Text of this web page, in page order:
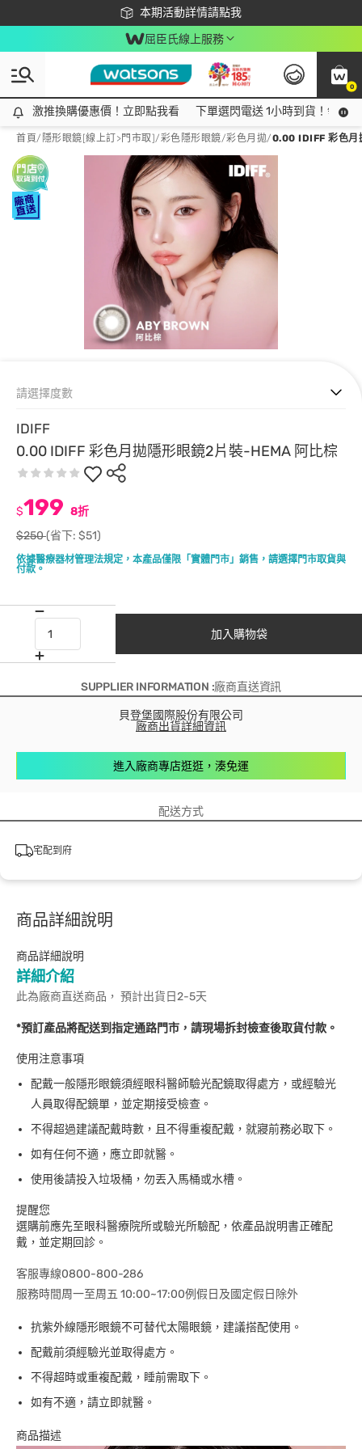
本期活動詳情請點我
下載app最高回饋$350
屈臣氏線上服務
0
激推換購優惠價！立即點我看
激推換購優惠價！立即點我看 下單選閃電送 1小時到貨！領神
首頁/ 隱形眼鏡[線上訂>門市取]/彩色隱形眼鏡/彩色月拋/0.00 IDIFF 彩色月
IDIFF
0.00 IDIFF 彩色月拋隱形眼鏡2片裝-HEMA 阿比棕
依據醫療器材管理法規定，本產品僅限「實體門市」銷售，請選擇門市取貨與
付款。
$199 8折
$250(省下: $51)
請選擇度數
加入購物袋
SUPPLIER INFORMATION :廠商直送資訊
貝登堡國際股份有限公司
廠商出貨詳細資訊
進入廠商專店逛逛，湊免運
配送方式
宅配到府
商品詳細說明
商品詳細說明
詳細介紹
此為廠商直送商品， 預計出貨日2-5天
*預訂產品將配送到指定通路門市，請現場拆封檢查後取貨付款。
使用注意事項
配戴一般隱形眼鏡須經眼科醫師驗光配鏡取得處方，或經驗光
人員取得配鏡單，並定期接受檢查。
不得超過建議配戴時數，且不得重複配戴，就寢前務必取下。
如有任何不適，應立即就醫。
使用後請投入垃圾桶，勿丟入馬桶或水槽。
提醒您
選購前應先至眼科醫療院所或驗光所驗配，依產品說明書正確配
戴，並定期回診。
客服專線0800-800-286
服務時間周一至周五 10:00~17:00例假日及國定假日除外
抗紫外線隱形眼鏡不可替代太陽眼鏡，建議搭配使用。
配戴前須經驗光並取得處方。
不得超時或重複配戴，睡前需取下。
如有不適，請立即就醫。
商品描述